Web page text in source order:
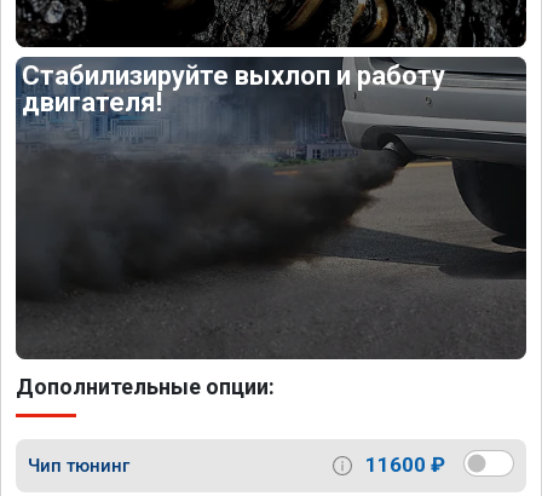
Стабилизируйте выхлоп и работу
двигателя!
Дополнительные опции:
Чип тюнинг 11600 ₽